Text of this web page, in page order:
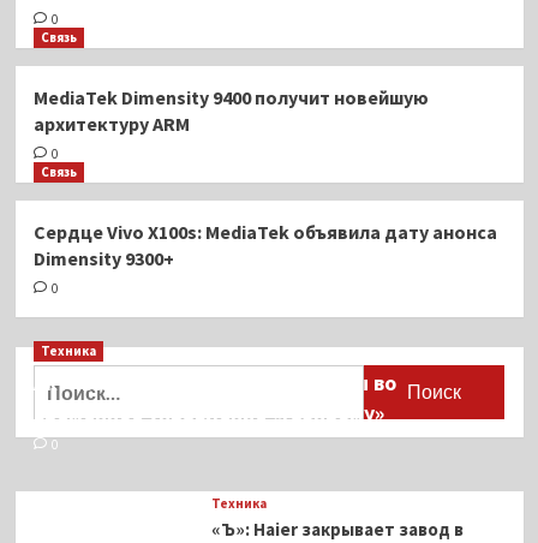
0
Связь
MediaTek Dimensity 9400 получит новейшую
архитектуру ARM
0
Связь
Сердце Vivo X100s: MediaTek объявила дату анонса
Dimensity 9300+
0
Техника
Активы Ariston и Bosch переданы во
временное управление «Газпрому»
0
Техника
«Ъ»: Haier закрывает завод в